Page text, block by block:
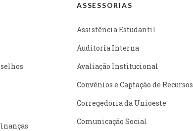
ASSESSORIAS
Assistência Estudantil
Auditoria Interna
Avaliação Institucional
Convênios e Captação de Recursos
Corregedoria da Unioeste
Comunicação Social